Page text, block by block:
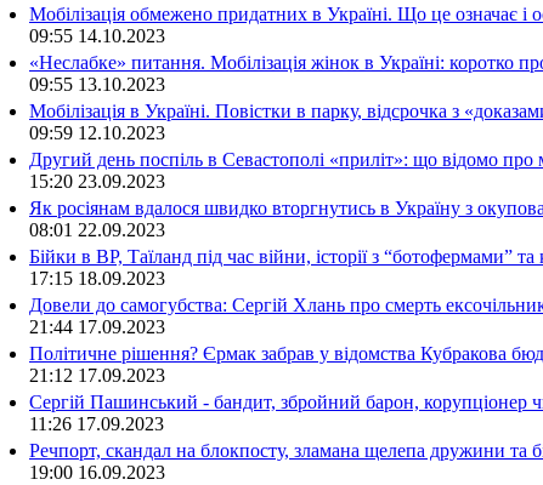
Мобілізація обмежено придатних в Україні. Що це означає і
09:55 14.10.2023
«Неслабке» питання. Мобілізація жінок в Україні: коротко
09:55 13.10.2023
Мобілізація в Україні. Повістки в парку, відсрочка з
09:59 12.10.2023
Другий день поспіль в Севастополі «приліт»: що відомо
15:20 23.09.2023
Як росіянам вдалося швидко вторгнутись в Україну з
08:01 22.09.2023
Бійки в ВР, Таїланд під час війни, історії з “ботофермами”
17:15 18.09.2023
Довели до самогубства: Сергій Хлань про смерть
21:44 17.09.2023
Політичне рішення? Єрмак забрав у відомства Кубракова
21:12 17.09.2023
Сергій Пашинський - бандит, збройний барон, корупціонер
11:26 17.09.2023
Речпорт, скандал на блокпосту, зламана щелепа дружини
19:00 16.09.2023